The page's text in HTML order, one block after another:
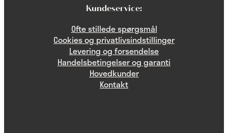
Kundeservice:
Ofte stillede spørgsmål
Cookies og privatlivsindstillinger
Levering og forsendelse
Handelsbetingelser og garanti
Hovedkunder
Kontakt